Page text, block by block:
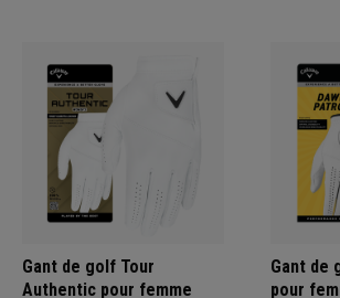
Gant de golf Tour
Authentic pour femme
Gant de
pour